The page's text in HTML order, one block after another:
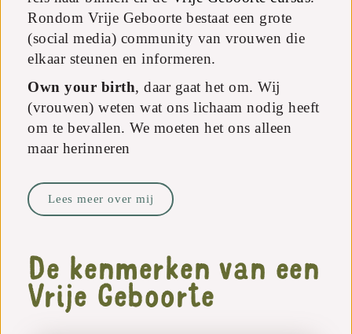
Rondom Vrije Geboorte bestaat een grote
(social media) community van vrouwen die
elkaar steunen en informeren.
Own your birth, daar gaat het om. Wij
(vrouwen) weten wat ons lichaam nodig heeft
om te bevallen. We moeten het ons alleen
maar herinneren
Lees meer over mij
De kenmerken van een
Vrije Geboorte